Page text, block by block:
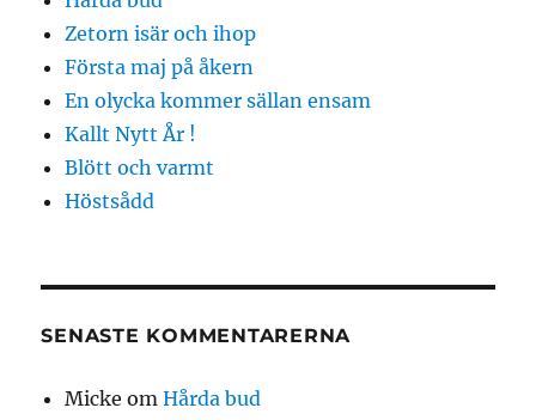
Zetorn isär och ihop
Första maj på åkern
En olycka kommer sällan ensam
Kallt Nytt År !
Blött och varmt
Höstsådd
SENASTE KOMMENTARERNA
Micke omHårda bud